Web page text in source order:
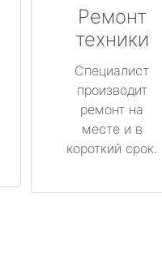
Ремонт
техники
Специалист
производит
ремонт на
месте и в
короткий срок.